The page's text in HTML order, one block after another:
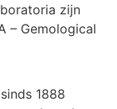
zijn
– Gemological
1888